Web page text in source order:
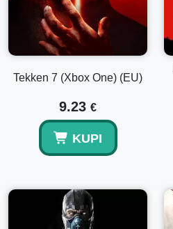
Tekken 7 (Xbox One) (EU)
9.23 €
KUPI